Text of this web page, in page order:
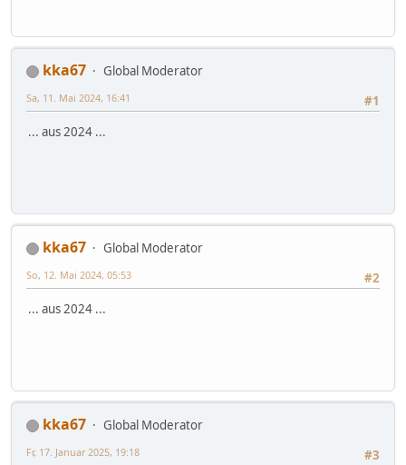
kka67
Global Moderator
#1
Sa, 11. Mai 2024, 16:41
... aus 2024 ...
kka67
Global Moderator
#2
So, 12. Mai 2024, 05:53
... aus 2024 ...
kka67
Global Moderator
#3
Fr, 17. Januar 2025, 19:18